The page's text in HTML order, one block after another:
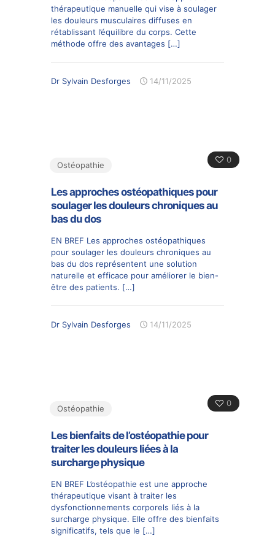
thérapeutique manuelle qui vise à soulager
les douleurs musculaires diffuses en
rétablissant l’équilibre du corps. Cette
méthode offre des avantages […]
Dr Sylvain Desforges 14/11/2025
0
Ostéopathie
Les approches ostéopathiques pour
soulager les douleurs chroniques au
bas du dos
EN BREF Les approches ostéopathiques
pour soulager les douleurs chroniques au
bas du dos représentent une solution
naturelle et efficace pour améliorer le bien-
être des patients. […]
Dr Sylvain Desforges 14/11/2025
0
Ostéopathie
Les bienfaits de l’ostéopathie pour
traiter les douleurs liées à la
surcharge physique
EN BREF L’ostéopathie est une approche
thérapeutique visant à traiter les
dysfonctionnements corporels liés à la
surcharge physique. Elle offre des bienfaits
significatifs, tels que le […]